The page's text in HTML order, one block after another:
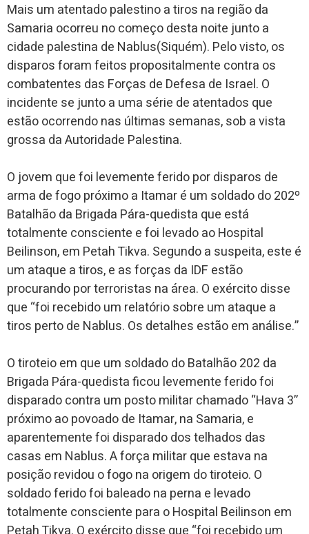
Mais um atentado palestino a tiros na região da
Samaria ocorreu no começo desta noite junto a
cidade palestina de Nablus(Siquém). Pelo visto, os
disparos foram feitos propositalmente contra os
combatentes das Forças de Defesa de Israel. O
incidente se junto a uma série de atentados que
estão ocorrendo nas últimas semanas, sob a vista
grossa da Autoridade Palestina.
O jovem que foi levemente ferido por disparos de
arma de fogo próximo a Itamar é um soldado do 202º
Batalhão da Brigada Pára-quedista que está
totalmente consciente e foi levado ao Hospital
Beilinson, em Petah Tikva. Segundo a suspeita, este é
um ataque a tiros, e as forças da IDF estão
procurando por terroristas na área. O exército disse
que “foi recebido um relatório sobre um ataque a
tiros perto de Nablus. Os detalhes estão em análise.”
O tiroteio em que um soldado do Batalhão 202 da
Brigada Pára-quedista ficou levemente ferido foi
disparado contra um posto militar chamado “Hava 3”
próximo ao povoado de Itamar, na Samaria, e
aparentemente foi disparado dos telhados das
casas em Nablus. A força militar que estava na
posição revidou o fogo na origem do tiroteio. O
soldado ferido foi baleado na perna e levado
totalmente consciente para o Hospital Beilinson em